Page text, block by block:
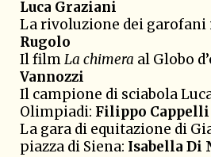
Luca Graziani
La rivoluzione dei garofani
Rugolo
Il filmLa chimera al Globo
Vannozzi
Il campione di sciabola
Olimpiadi: Filippo Cappelli
La gara di equitazione di
piazza di Siena: Isabella Di